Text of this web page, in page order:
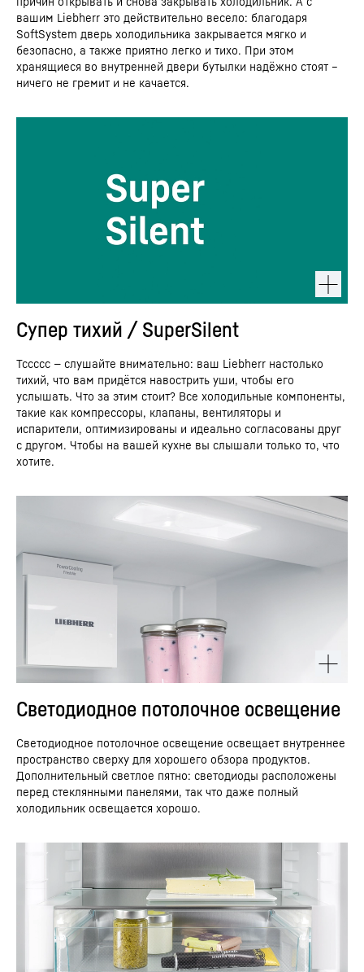
вашим Liebherr это действительно весело: благодаря
SoftSystem дверь холодильника закрывается мягко и
безопасно, а также приятно легко и тихо. При этом
хранящиеся во внутренней двери бутылки надёжно стоят –
ничего не гремит и не качается.
Супер тихий / SuperSilent
Тссссс — слушайте внимательно: ваш Liebherr настолько
тихий, что вам придётся навострить уши, чтобы его
услышать. Что за этим стоит? Все холодильные компоненты,
такие как компрессоры, клапаны, вентиляторы и
испарители, оптимизированы и идеально согласованы друг
с другом. Чтобы на вашей кухне вы слышали только то, что
хотите.
Светодиодное потолочное освещение
Светодиодное потолочное освещение освещает внутреннее
пространство сверху для хорошего обзора продуктов.
Дополнительный светлое пятно: светодиоды расположены
перед стеклянными панелями, так что даже полный
холодильник освещается хорошо.